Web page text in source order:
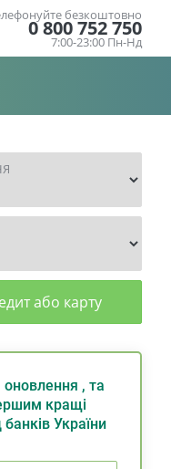
безкоштовно
0 800 752 750
7:00-23:00 Пн-Нд
або карту
, та
кращі
банків України